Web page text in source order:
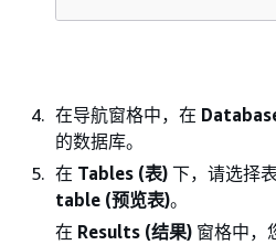
在导航窗格中，在
的数据库。
在 Tables (表) 下，请选择
table (预览表)。
在 Results (结果) 窗格中，